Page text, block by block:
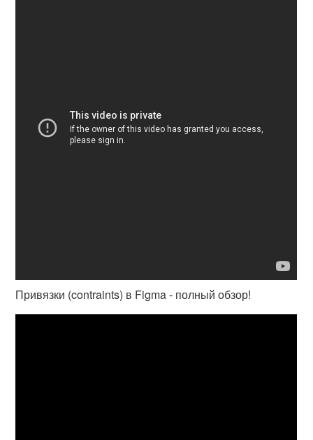
Привязки (contraints) в Figma - полный обзор!